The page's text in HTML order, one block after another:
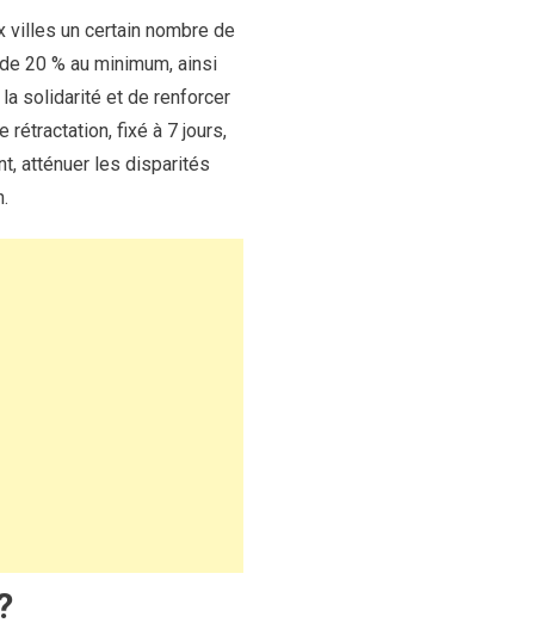
villes un certain nombre de
20 % au minimum, ainsi
solidarité et de renforcer
rétractation, fixé à 7 jours,
atténuer les disparités